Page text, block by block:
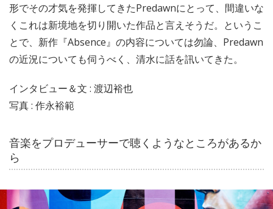
形でその才気を発揮してきたPredawnにとって、間違いな
くこれは新境地を切り開いた作品と言えそうだ。というこ
とで、新作『Absence』の内容については勿論、Predawn
の近況についても伺うべく、清水に話を訊いてきた。
インタビュー＆文 : 渡辺裕也
写真 : 作永裕範
音楽をプロデューサーで聴くようなところがあるか
ら